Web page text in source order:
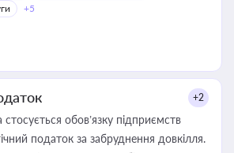
+5
+2
стосується обов’язку підприємств
податок за забруднення довкілля.